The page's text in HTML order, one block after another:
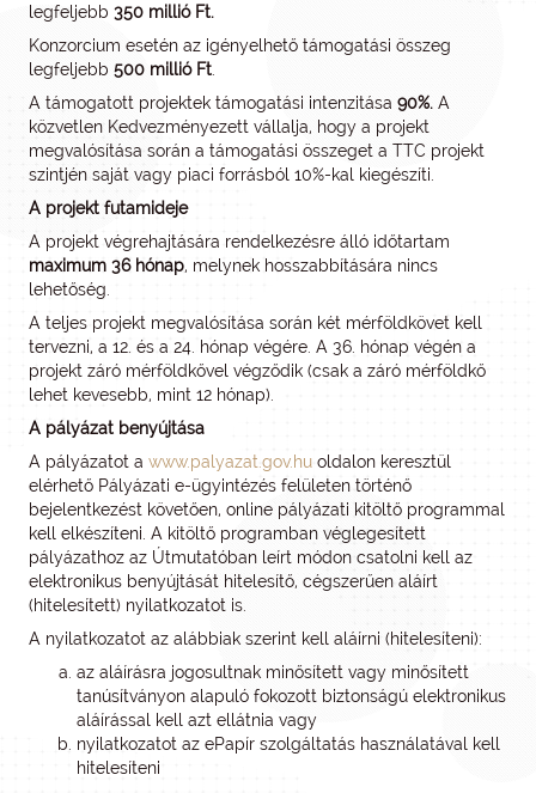
legfeljebb 350 millió Ft.
Konzorcium esetén az igényelhető támogatási összeg
legfeljebb 500 millió Ft
A támogatott projektek támogatási intenzitása 90%. A
közvetlen Kedvezményezett vállalja, hogy a projekt
megvalósítása során a támogatási összeget a TTC projekt
szintjén saját vagy piaci forrásból 10%-kal kiegészíti.
A projekt futamideje
A projekt végrehajtására rendelkezésre álló időtartam
maximum 36 hónap, melynek hosszabbítására nincs
lehetőség.
A teljes projekt megvalósítása során két mérföldkövet kell
tervezni, a 12. és a 24. hónap végére. A 36. hónap végén a
projekt záró mérföldkővel végződik (csak a záró mérföldkő
lehet kevesebb, mint 12 hónap).
A pályázat benyújtása
A pályázatot a www.palyazat.gov.hu oldalon keresztül
elérhető Pályázati e-ügyintézés felületen történő
bejelentkezést követően, online pályázati kitöltő programmal
kell elkészíteni. A kitöltő programban véglegesített
pályázathoz az Útmutatóban leírt módon csatolni kell az
elektronikus benyújtását hitelesítő, cégszerűen aláírt
(hitelesített) nyilatkozatot is.
A nyilatkozatot az alábbiak szerint kell aláírni (hitelesíteni):
az aláírásra jogosultnak minősített vagy minősített
tanúsítványon alapuló fokozott biztonságú elektronikus
aláírással kell azt ellátnia vagy
nyilatkozatot az ePapír szolgáltatás használatával kell
hitelesíteni